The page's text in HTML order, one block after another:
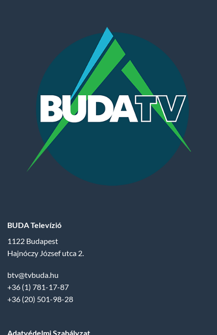
BUDA Televízió
1122 Budapest
Hajnóczy József utca 2.
btv@tvbuda.hu
+36 (1) 781-17-87
+36 (20) 501-98-28
Adatvédelmi Szabályzat